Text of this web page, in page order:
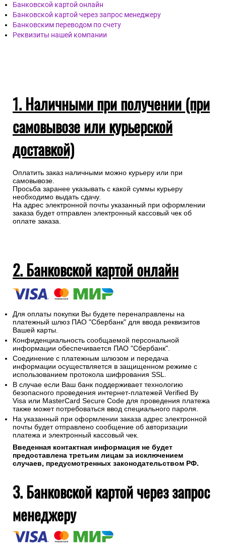
Банковской картой онлайн
Банковской картой через запрос менеджеру
Банковским переводом по счету
Реквизиты нашей компании
1. Наличными при получении (при
самовывозе или курьерской
доставкой)
Оплатить заказ наличными можно курьеру или при
самовывозе.
Просьба заранее указывать с какой суммы курьеру
необходимо выдать сдачу.
На адрес электронной почты указанный при оформлении
заказа будет отправлен электронный кассовый чек об
оплате заказа.
2. Банковской картой онлайн
Для оплаты покупки Вы будете перенаправлены на
платежный шлюз ПАО "Сбербанк" для ввода реквизитов
Вашей карты.
Конфиденциальность сообщаемой персональной
информации обеспечивается ПАО "Сбербанк".
Соединение с платежным шлюзом и передача
информации осуществляется в защищенном режиме с
использованием протокола шифрования SSL.
В случае если Ваш банк поддерживает технологию
безопасного проведения интернет-платежей Verified By
Visa или MasterCard Secure Code для проведения платежа
также может потребоваться ввод специального пароля.
На указанный при оформлении заказа адрес электронной
почты будет отправлено сообщение об авторизации
платежа и электронный кассовый чек.
Введенная контактная информация не будет
предоставлена третьим лицам за исключением
случаев, предусмотренных законодательством РФ.
3. Банковской картой через запрос
менеджеру